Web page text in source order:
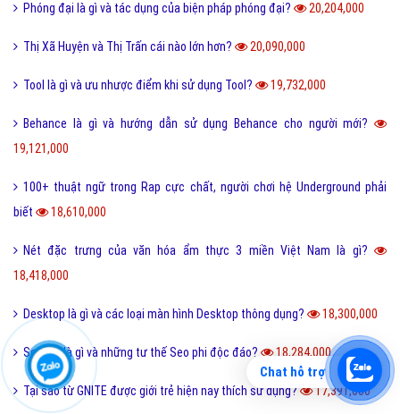
Phóng đại là gì và tác dụng của biện pháp phóng đại? 20,204,000
Thị Xã Huyện và Thị Trấn cái nào lớn hơn? 20,090,000
Tool là gì và ưu nhược điểm khi sử dụng Tool? 19,732,000
Behance là gì và hướng dẫn sử dụng Behance cho người mới?
19,121,000
100+ thuật ngữ trong Rap cực chất, người chơi hệ Underground phải
biết
18,610,000
Nét đặc trưng của văn hóa ẩm thực 3 miền Việt Nam là gì?
18,418,000
Desktop là gì và các loại màn hình Desktop thông dụng? 18,300,000
Seo phi là gì và những tư thế Seo phi độc đáo? 18,284,000
Tại sao từ GNITE được giới trẻ hiện nay thích sử dụng? 17,391,000
Chat hỗ trợ